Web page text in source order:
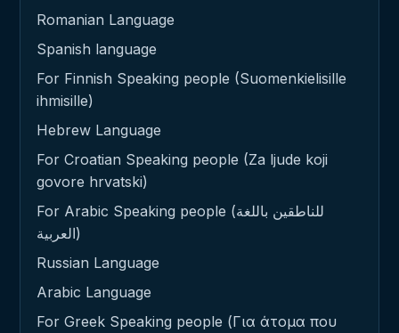
Romanian Language
Spanish language
For Finnish Speaking people (Suomenkielisille
ihmisille)
Hebrew Language
For Croatian Speaking people (Za ljude koji
govore hrvatski)
For Arabic Speaking people (للناطقين باللغة
العربية)
Russian Language
Arabic Language
For Greek Speaking people (Για άτομα που